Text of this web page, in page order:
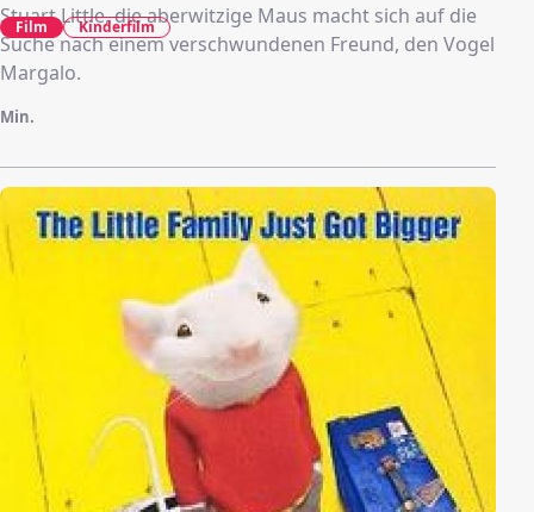
Stuart Little, die aberwitzige Maus macht sich auf die
Suche nach einem verschwundenen Freund, den Vogel
Margalo.
Min.
Film Kinderfilm